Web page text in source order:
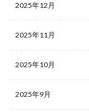
2025年12月
2025年11月
2025年10月
2025年9月